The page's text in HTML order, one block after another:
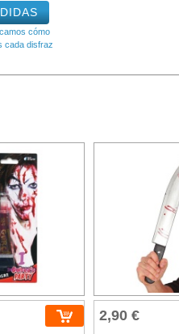
cómo
cada disfraz
2,90 €